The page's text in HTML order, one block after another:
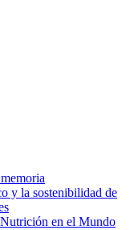
y la sostenibilidad de
en el Mundo